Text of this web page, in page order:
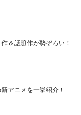
＆話題作が勢ぞろい！
アニメを一挙紹介！